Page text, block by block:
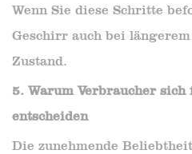
Wenn Sie diese Schritte
Geschirr auch bei
Zustand.
5. Warum Verbraucher sich
entscheiden
Die zunehmende